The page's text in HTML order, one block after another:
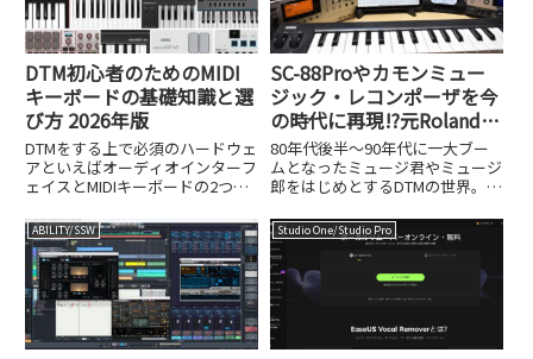
DTM初心者のためのMIDI
キーボードの基礎知識と選
び方 2026年版
DTMをする上で必須のハードウェ
アといえばオーディオインターフ
ェイスとMIDIキーボードの2つで
イスについては「DTM初心者のた
めのオーディオインターフェイス
選び」という記事で紹介している
ので、ここではMIDI...
SC-88Proやカモンミュー
ジック・レコンポーザを今
の時代に再現!?元Roland技
術者が個人でリリースした
iOSアプリ、UK-868がスゴ
イ!
80年代後半～90年代に一大ブー
ムとなったミュージ君やミュージ
郎をはじめとするDTMの世界。
MU100などの外部MIDI音源を、カ
モンミュージックのレコンポーザ
のような数値入力のシーケンスソ
フト...
ABILITY/SSW Studio One/Studio Pro